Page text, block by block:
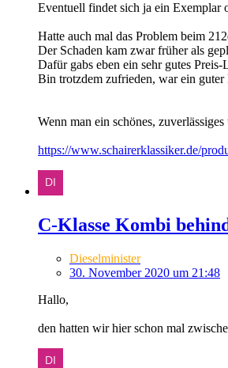
Eventuell findet sich ja ein Exemplar
Hatte auch mal das Problem beim
Der Schaden kam zwar früher als
Dafür gabs eben ein sehr gutes
Bin trotzdem zufrieden, war ein
Wenn man ein schönes,
https://www.schairerklassiker.de/
C-Klasse Kombi
Dieselminister
30. November 2020 um 21:48
Hallo,
den hatten wir hier schon mal